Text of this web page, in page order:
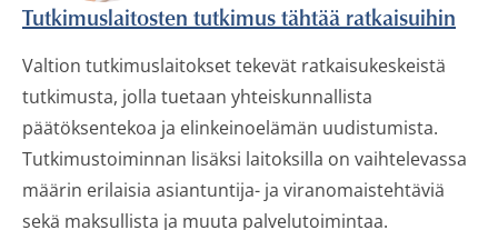
Tutkimuslaitosten tutkimus tähtää ratkaisuihin
Valtion tutkimuslaitokset tekevät ratkaisukeskeistä
tutkimusta, jolla tuetaan yhteiskunnallista
päätöksentekoa ja elinkeinoelämän uudistumista.
Tutkimustoiminnan lisäksi laitoksilla on vaihtelevassa
määrin erilaisia asiantuntija- ja viranomaistehtäviä
sekä maksullista ja muuta palvelutoimintaa.